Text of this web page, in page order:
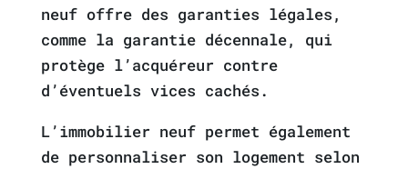
neuf offre des garanties légales,
comme la garantie décennale, qui
protège l’acquéreur contre
d’éventuels vices cachés.
L’immobilier neuf permet également
de personnaliser son logement selon